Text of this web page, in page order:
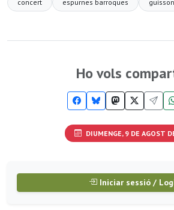
concert espurnes barroques
Ho vols
DIUMENGE, 9 DE AGOST
Iniciar sessió /